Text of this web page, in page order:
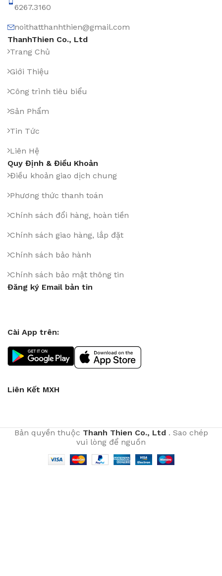
6267.3160
noithatthanhthien@gmail.com
ThanhThien Co., Ltd
Trang Chủ
Giới Thiệu
Công trình tiêu biểu
Sản Phẩm
Tin Tức
Liên Hệ
Quy Định & Điều Khoản
Điều khoản giao dịch chung
Phương thức thanh toán
Chính sách đổi hàng, hoàn tiền
Chính sách giao hàng, lắp đặt
Chính sách bảo hành
Chính sách bảo mật thông tin
Đăng ký Email bản tin
Cài App trên:
Liên Kết MXH
Bản quyền thuộc Thanh Thien Co., Ltd. Sao chép
vui lòng để nguồn